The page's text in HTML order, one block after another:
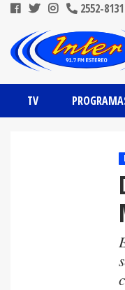
2552-8131
TV